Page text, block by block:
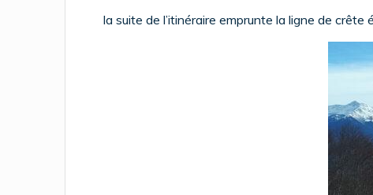
la suite de l’itinéraire emprunte la ligne de